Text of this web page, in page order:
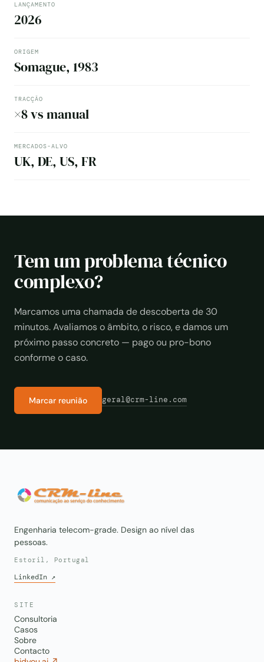
LANÇAMENTO
2026
ORIGEM
Somague, 1983
TRACÇÃO
×8 vs manual
MERCADOS-ALVO
UK, DE, US, FR
Tem um problema técnico
complexo?
Marcamos uma chamada de descoberta de 30
minutos. Avaliamos o âmbito, o risco, e damos um
próximo passo concreto — pago ou pro-bono
conforme o caso.
Marcar reunião geral@crm-line.com
Engenharia telecom-grade. Design ao nível das
pessoas.
Estoril, Portugal
LinkedIn ↗
SITE
Consultoria
Casos
Sobre
Contacto